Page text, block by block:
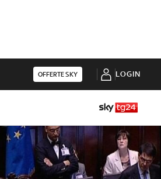
OFFERTE SKY LOGIN